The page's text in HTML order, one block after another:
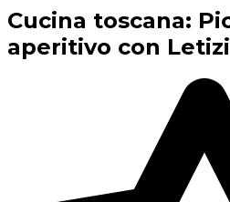
Cucina toscana:
aperitivo con